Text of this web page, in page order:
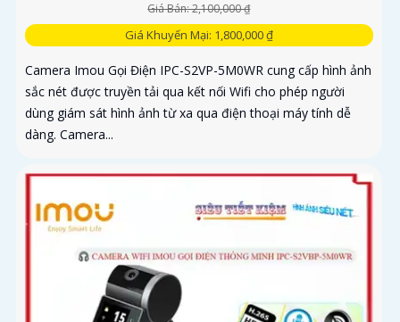
Giá Bán: 2,100,000 ₫
Giá Khuyến Mại: 1,800,000 ₫
Camera Imou Gọi Điện IPC-S2VP-5M0WR cung cấp hình ảnh
sắc nét được truyền tải qua kết nối Wifi cho phép người
dùng giám sát hình ảnh từ xa qua điện thoại máy tính dễ
dàng. Camera...